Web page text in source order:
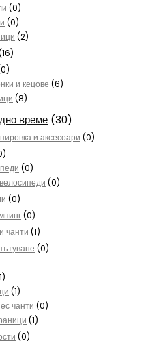
(0)
(0)
(2)
и кецове (6)
(8)
време (30)
и аксесоари (0)
(0)
(0)
(0)
(0)
чанти (1)
(0)
(1)
чанти (0)
(1)
(0)